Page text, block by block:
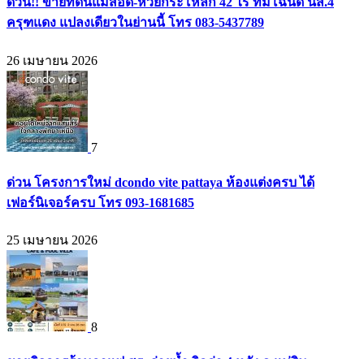
ครุฑแดง แปลงเดียวในย่านนี้ โทร 083-5437789
26 เมษายน 2026
7
ด่วน โครงการใหม่ dcondo vite pattaya ห้องแต่งครบ ได้
เฟอร์นิเจอร์ครบ โทร 093-1681685
25 เมษายน 2026
8